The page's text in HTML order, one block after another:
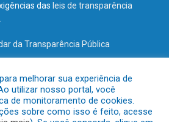
das leis de transparência
da Transparência Pública
a Prefeitura Municipal de Terra Santa.
melhorar sua experiência de
utilizar nosso portal, você
de monitoramento de cookies.
sobre como isso é feito, acesse